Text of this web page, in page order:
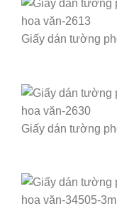
Giấy dán tường
Giấy dán tường